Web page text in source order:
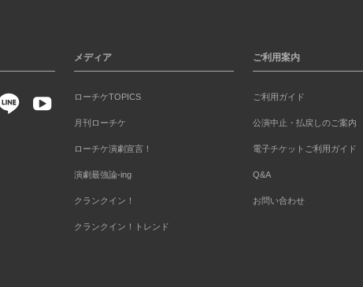
メディア
ローチケTOPICS
月刊ローチケ
ローチケ演劇宣言！
演劇最強論-ing
クランクイン！
クランクイン！トレンド
ご利用案内
ご利用ガイド
公演中止・払戻しのご案内
電子チケットご利用ガイド
Q&A
お問い合わせ